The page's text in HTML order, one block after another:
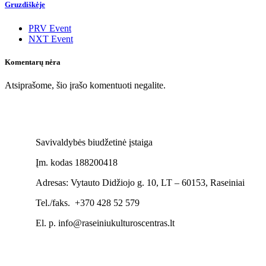
Gruzdiškėje
PRV Event
NXT Event
Komentarų nėra
Atsiprašome, šio įrašo komentuoti negalite.
Savivaldybės biudžetinė įstaiga
Įm. kodas 188200418
Adresas: Vytauto Didžiojo g. 10, LT – 60153, Raseiniai
Tel./faks. +370 428 52 579
El. p. info@raseiniukulturoscentras.lt